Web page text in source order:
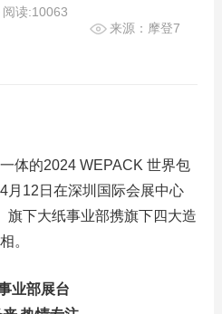
阅读:10063
来源：摩登7
体的2024 WEPACK 世界包
月12日在深圳国际会展中心
旗下大纸事业部携旗下四大造
。
业部展台